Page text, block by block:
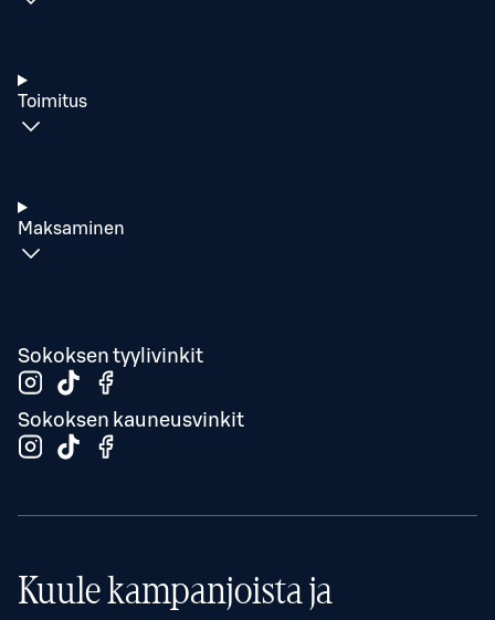
Toimitus
Maksaminen
Sokoksen tyylivinkit
Sokoksen kauneusvinkit
Kuule kampanjoista ja